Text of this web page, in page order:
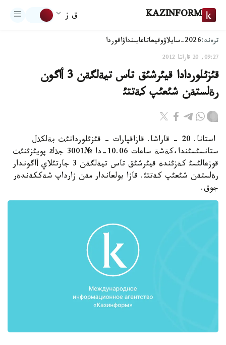
KAZINFORM ق ز
ترەند:2026-سايلاۋ وقيعاتاعايىنداۋاقوردا
09:27, 20 قاراشا 2012
قئزئلوردادا قيئرشئق تاس تيةلگةن 3 أاگون
رةلستةن شئعئپ كةتتئ
استانا. 20 - قاراشا. قازاقپارات - قئزئلوردانئث بةلكذل
ستانسئسئندا،كةشة ساعات 10.06-دا №3001 جذك پويئزئنئث
قوزعالئسئ كةزئندة قيئرشئق تاس تيةلگةن 3 جارتئلاي أاگوندار
رةلستةن شئعئپ كةتتئ. قازا بولعاندار مةن زارداپ شةككةندةر
جوق.